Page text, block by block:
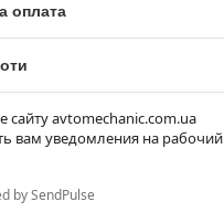
сайту avtomechanic.com.ua
вам уведомления на рабочий
by SendPulse
оплата
сайту
на маркетплейсі